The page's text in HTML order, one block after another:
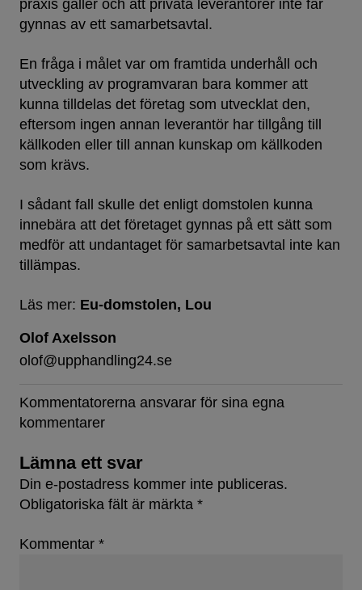
praxis gäller och att privata leverantörer inte får
gynnas av ett samarbetsavtal.
En fråga i målet var om framtida underhåll och
utveckling av programvaran bara kommer att
kunna tilldelas det företag som utvecklat den,
eftersom ingen annan leverantör har tillgång till
källkoden eller till annan kunskap om källkoden
som krävs.
I sådant fall skulle det enligt domstolen kunna
innebära att det företaget gynnas på ett sätt som
medför att undantaget för samarbetsavtal inte kan
tillämpas.
Läs mer: Eu-domstolen Lou
Olof Axelsson
olof@upphandling24.se
Kommentatorerna ansvarar för sina egna
kommentarer
Lämna ett svar
Din e-postadress kommer inte publiceras.
Obligatoriska fält är märkta *
Kommentar *